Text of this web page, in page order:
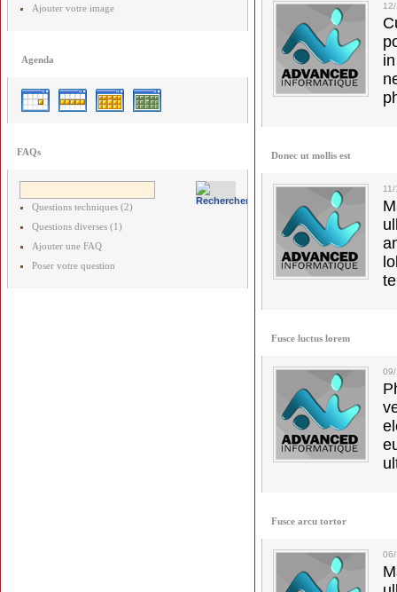
Ajouter votre image
Agenda
FAQs
Questions techniques (2)
Questions diverses (1)
Ajouter une FAQ
Poser votre question
Donec ut mollis est
Fusce luctus lorem
Fusce arcu tortor